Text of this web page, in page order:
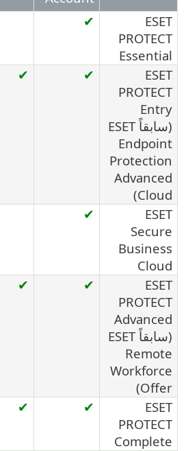
ESET
PROTECT
Essential
✔
ESET
PROTECT
Entry
(سابقاً ESET
Endpoint
Protection
Advanced
Cloud)
✔
✔
ESET
Secure
Business
Cloud
✔
ESET
PROTECT
Advanced
(سابقاً ESET
Remote
Workforce
Offer)
✔
✔
ESET
PROTECT
Complete
✔
✔